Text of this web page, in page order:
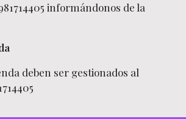
informándonos de la
deben ser gestionados al